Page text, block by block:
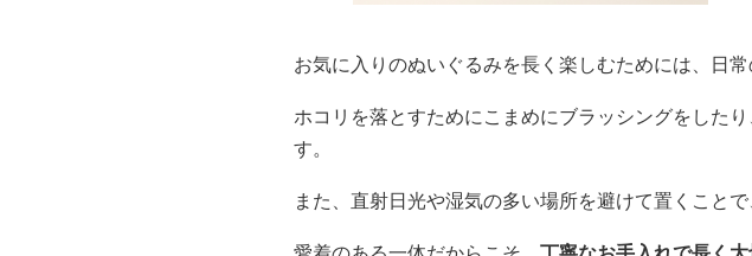
お気に入りのぬいぐるみを長く楽しむためには、日常
ホコリを落とすためにこまめにブラッシングをした
す。
また、直射日光や湿気の多い場所を避けて置くこと